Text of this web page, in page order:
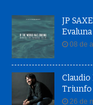
JP
08 de
Claudio
Triunfo
26 de